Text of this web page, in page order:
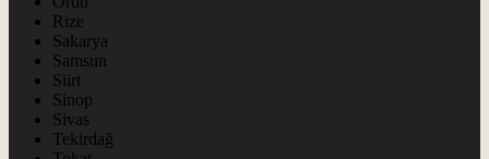
Rize
Sakarya
Samsun
Siirt
Sinop
Sivas
Tekirdağ